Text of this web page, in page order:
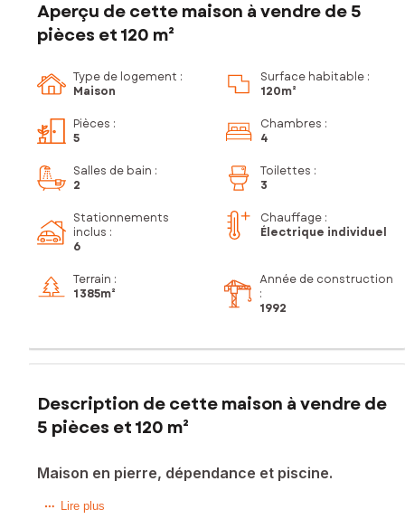
Aperçu de cette maison à vendre de 5
pièces et 120 m²
Type de logement :
Maison
Surface habitable :
120m²
Pièces :
5
Chambres :
4
Salles de bain :
2
Toilettes :
3
Stationnements
inclus :
6
Chauffage :
Électrique individuel
Terrain :
1 385m²
Année de construction
:
1992
Description de cette maison à vendre de
5 pièces et 120 m²
Maison en pierre, dépendance et piscine.
Située à Balazuc (07120), cette propriété bénéficie d'un
Lire plus